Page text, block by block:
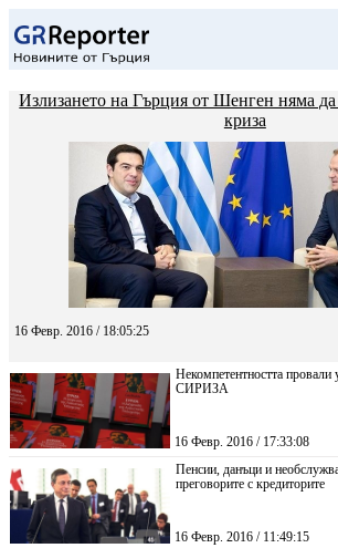
Излизането на Гърция от Шенген няма
криза
16 Февр. 2016 / 18:05:25
Некомпетентността провали
СИРИЗА
16 Февр. 2016 / 17:33:08
Пенсии, данъци и
преговорите с кредиторите
16 Февр. 2016 / 11:49:15